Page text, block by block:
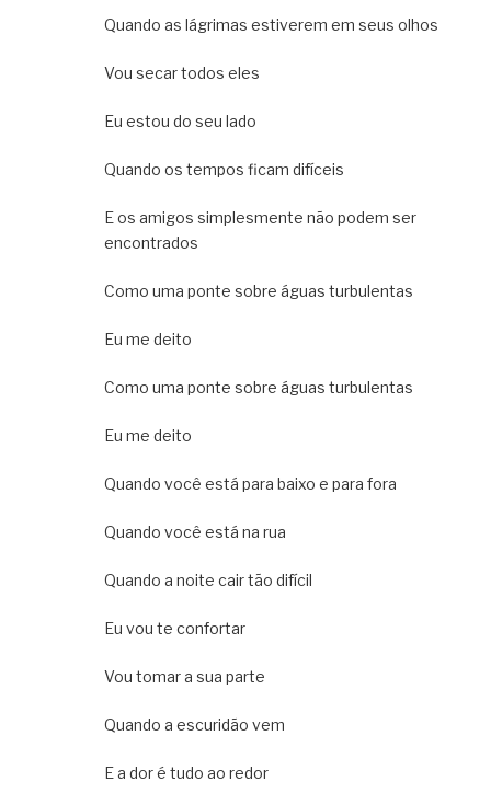
Quando as lágrimas estiverem em seus olhos
Vou secar todos eles
Eu estou do seu lado
Quando os tempos ficam difíceis
E os amigos simplesmente não podem ser
encontrados
Como uma ponte sobre águas turbulentas
Eu me deito
Como uma ponte sobre águas turbulentas
Eu me deito
Quando você está para baixo e para fora
Quando você está na rua
Quando a noite cair tão difícil
Eu vou te confortar
Vou tomar a sua parte
Quando a escuridão vem
E a dor é tudo ao redor